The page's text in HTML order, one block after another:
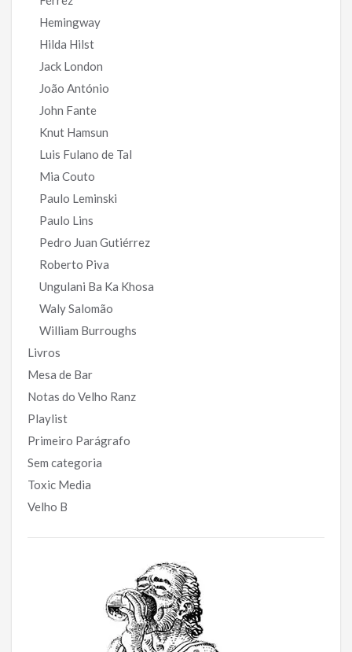
Hemingway
Hilda Hilst
Jack London
João António
John Fante
Knut Hamsun
Luis Fulano de Tal
Mia Couto
Paulo Leminski
Paulo Lins
Pedro Juan Gutiérrez
Roberto Piva
Ungulani Ba Ka Khosa
Waly Salomão
William Burroughs
Livros
Mesa de Bar
Notas do Velho Ranz
Playlist
Primeiro Parágrafo
Sem categoria
Toxic Media
Velho B